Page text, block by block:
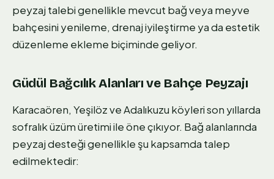
peyzaj talebi genellikle mevcut bağ veya meyve
bahçesini yenileme, drenaj iyileştirme ya da estetik
düzenleme ekleme biçiminde geliyor.
Güdül Bağcılık Alanları ve Bahçe Peyzajı
Karacaören, Yeşilöz ve Adalıkuzu köyleri son yıllarda
sofralık üzüm üretimi ile öne çıkıyor. Bağ alanlarında
peyzaj desteği genellikle şu kapsamda talep
edilmektedir: